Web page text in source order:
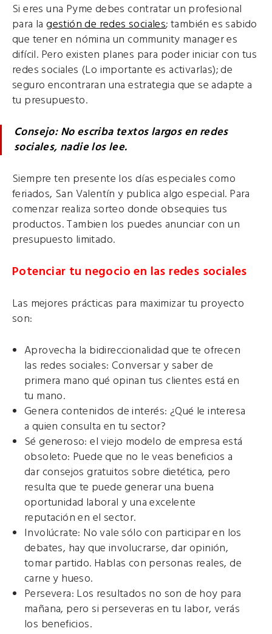
Si eres una Pyme debes contratar un profesional
para lagestión de redes sociales; también es sabido
que tener en nómina un community manager es
difícil. Pero existen planes para poder iniciar con tus
redes sociales (Lo importante es activarlas); de
seguro encontraran una estrategia que se adapte a
tu presupuesto.
Consejo: No escriba textos largos en redes
sociales, nadie los lee.
Siempre ten presente los días especiales como
feriados, San Valentín y publica algo especial. Para
comenzar realiza sorteo donde obsequies tus
productos. Tambien los puedes anunciar con un
presupuesto limitado.
Potenciar tu negocio en las redes sociales
Las mejores prácticas para maximizar tu proyecto
son:
Aprovecha la bidireccionalidad que te ofrecen
las redes sociales: Conversar y saber de
primera mano qué opinan tus clientes está en
tu mano.
Genera contenidos de interés: ¿Qué le interesa
a quien consulta en tu sector?
Sé generoso: el viejo modelo de empresa está
obsoleto: Puede que no le veas beneficios a
dar consejos gratuitos sobre dietética, pero
resulta que te puede generar una buena
oportunidad laboral y una excelente
reputación en el sector.
Involúcrate: No vale sólo con participar en los
debates, hay que involucrarse, dar opinión,
tomar partido. Hablas con personas reales, de
carne y hueso.
Persevera: Los resultados no son de hoy para
mañana, pero si perseveras en tu labor, verás
los beneficios.